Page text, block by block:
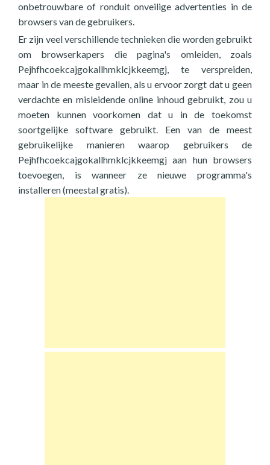
onbetrouwbare of ronduit onveilige advertenties in de
browsers van de gebruikers.
Er zijn veel verschillende technieken die worden gebruikt
om browserkapers die pagina's omleiden, zoals
Pejhfhcoekcajgokallhmklcjkkeemgj, te verspreiden,
maar in de meeste gevallen, als u ervoor zorgt dat u geen
verdachte en misleidende online inhoud gebruikt, zou u
moeten kunnen voorkomen dat u in de toekomst
soortgelijke software gebruikt. Een van de meest
gebruikelijke manieren waarop gebruikers de
Pejhfhcoekcajgokallhmklcjkkeemgj aan hun browsers
toevoegen, is wanneer ze nieuwe programma's
installeren (meestal gratis).